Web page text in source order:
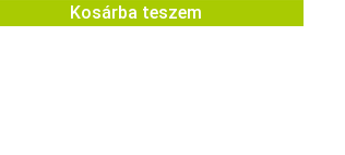
Kosárba teszem